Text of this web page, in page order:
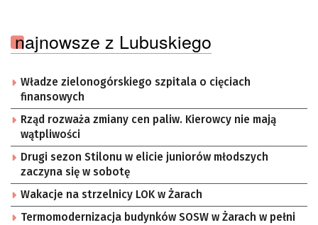
najnowsze z Lubuskiego
Władze zielonogórskiego szpitala o cięciach
finansowych
Rząd rozważa zmiany cen paliw. Kierowcy nie mają
wątpliwości
Drugi sezon Stilonu w elicie juniorów młodszych
zaczyna się w sobotę
Wakacje na strzelnicy LOK w Żarach
Termomodernizacja budynków SOSW w Żarach w pełni